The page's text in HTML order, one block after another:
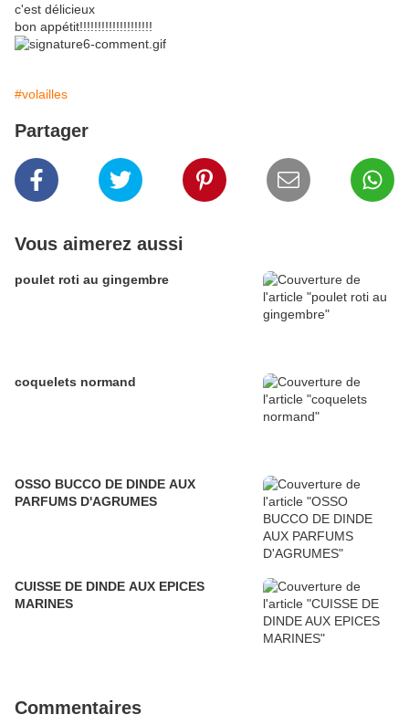
c'est délicieux
bon appétit!!!!!!!!!!!!!!!!!!!!
#volailles
Partager
Vous aimerez aussi
poulet roti au gingembre
coquelets normand
OSSO BUCCO DE DINDE AUX
PARFUMS D'AGRUMES
CUISSE DE DINDE AUX EPICES
MARINES
Commentaires